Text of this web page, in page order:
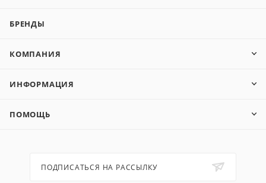
БРЕНДЫ
КОМПАНИЯ
ИНФОРМАЦИЯ
ПОМОЩЬ
ПОДПИСАТЬСЯ НА РАССЫЛКУ